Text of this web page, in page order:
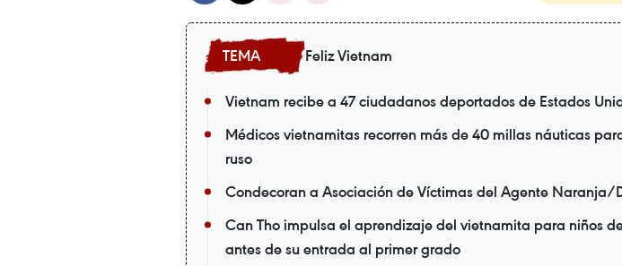
Feliz Vietnam
Vietnam recibe a 47 ciudadanos deportados de Estados
Médicos vietnamitas recorren más de 40 millas náuticas
ruso
Condecoran a Asociación de Víctimas del Agente Naranja/
Can Tho impulsa el aprendizaje del vietnamita para niños
antes de su entrada al primer grado